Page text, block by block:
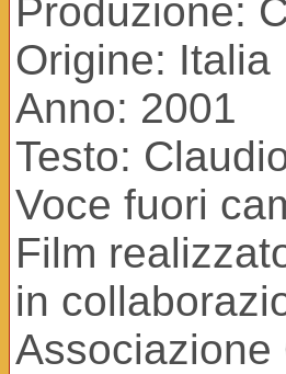
Produzione:
Origine: Italia
Anno: 2001
Testo:
Voce fuori
Film
in
Associazione